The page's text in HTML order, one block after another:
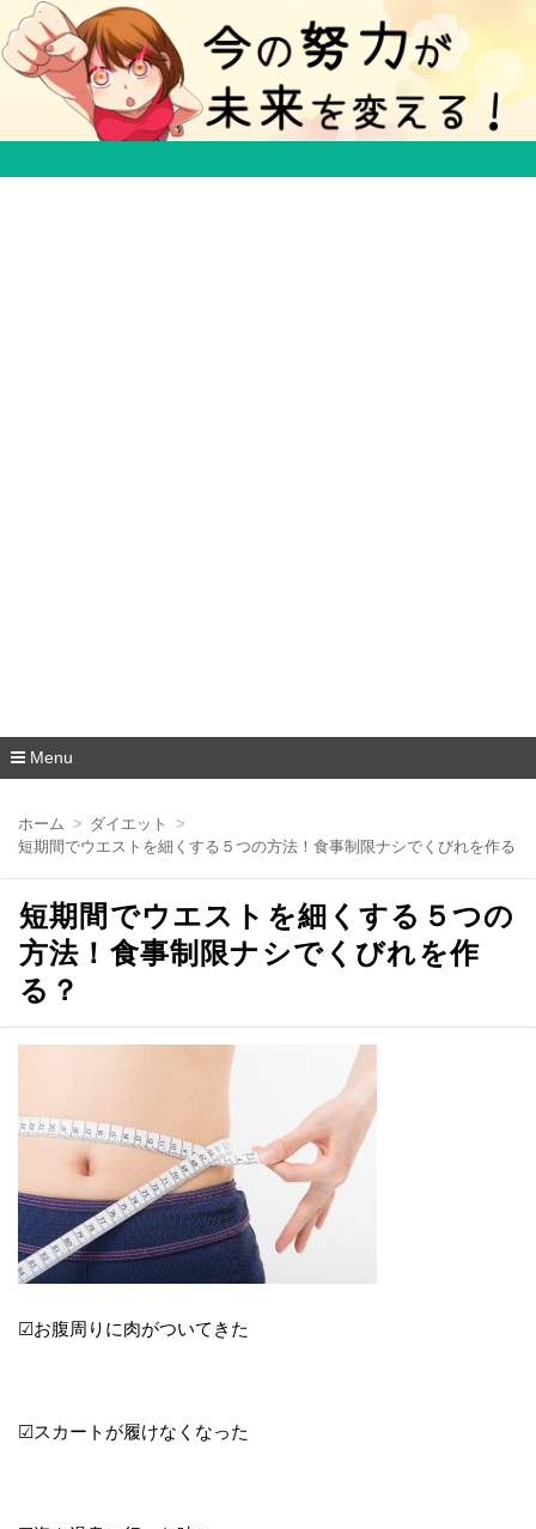
５分で得する豆知識ブログ
Menu
ホーム
ダイエット
短期間でウエストを細くする５つの方法！食事制限ナシでくびれを作る？
短期間でウエストを細くする５つの
方法！食事制限ナシでくびれを作
る？
☑お腹周りに肉がついてきた
☑スカートが履けなくなった